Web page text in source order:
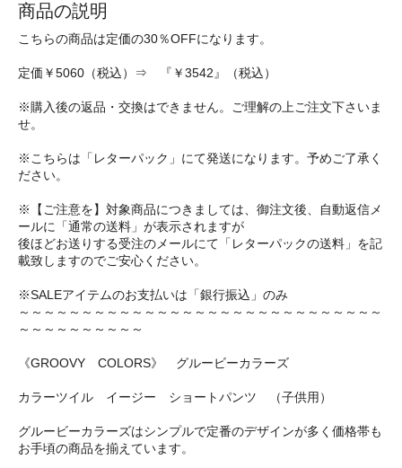
商品の説明
こちらの商品は定価の30％OFFになります。
定価￥5060（税込）⇒ 『￥3542』（税込）
※購入後の返品・交換はできません。ご理解の上ご注文下さいま
せ。
※こちらは「レターパック」にて発送になります。予めご了承く
ださい。
※【ご注意を】対象商品につきましては、御注文後、自動返信メ
ールに「通常の送料」が表示されますが
後ほどお送りする受注のメールにて「レターパックの送料」を記
載致しますのでご安心ください。
※SALEアイテムのお支払いは「銀行振込」のみ
～～～～～～～～～～～～～～～～～～～～～～～～～～～～～
～～～～～～～～～～
《GROOVY COLORS》 グルービーカラーズ
カラーツイル イージー ショートパンツ （子供用）
グルービーカラーズはシンプルで定番のデザインが多く価格帯も
お手頃の商品を揃えています。